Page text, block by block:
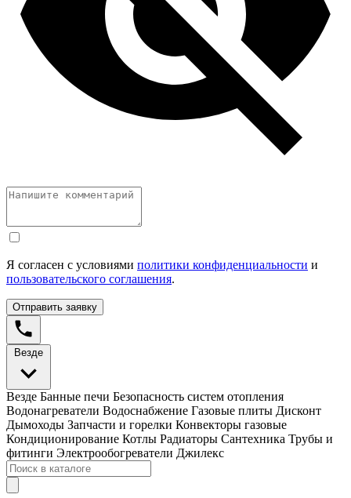
Я согласен с условиями политики конфиденциальности и
пользовательского соглашения.
Отправить заявку
Везде
Везде Банные печи Безопасность систем отопления
Водонагреватели Водоснабжение Газовые плиты Дисконт
Дымоходы Запчасти и горелки Конвекторы газовые
Кондиционирование Котлы Радиаторы Сантехника Трубы и
фитинги Электрообогреватели Джилекс